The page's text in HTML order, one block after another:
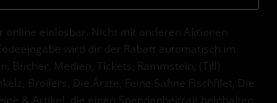
online einlösbar. Nicht mit anderen Aktionen
wird dir der Rabatt automatisch im
Bücher, Medien, Tickets, Rammstein, (Till)
Broilers, Die Ärzte, Feine Sahne Fischfilet, Die
& Artikel, die einen Spendenbeitrag beinhalten,